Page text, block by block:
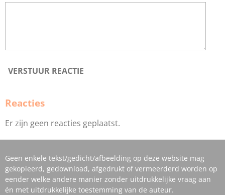
VERSTUUR REACTIE
Reacties
Er zijn geen reacties geplaatst.
Geen enkele tekst/gedicht/afbeelding op deze website mag
gekopieerd, gedownload, afgedrukt of vermeerderd worden op
eender welke andere manier zonder uitdrukkelijke vraag aan
én met uitdrukkelijke toestemming van de auteur.